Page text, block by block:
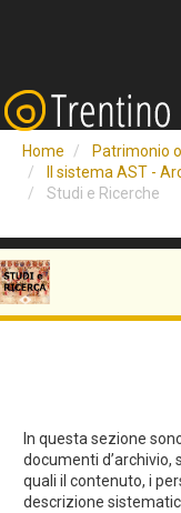
Home
Patrimonio
Il sistema AST -
Studi e Ricerche
In questa sezione
documenti d’archivio,
quali il contenuto, i
descrizione